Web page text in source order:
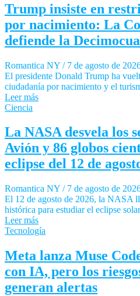
Trump insiste en
por nacimiento: La
defiende la
Romantica NY / 7 de agosto de
El presidente Donald Trump ha
ciudadanía por nacimiento y el
Leer más
Ciencia
La NASA desvela los
Avión y 86 globos
eclipse del 12 de
Romantica NY / 7 de agosto de
El 12 de agosto de 2026, la NASA
histórica para estudiar el eclipse
Leer más
Tecnología
Meta lanza Muse
con IA, pero los
generan alertas